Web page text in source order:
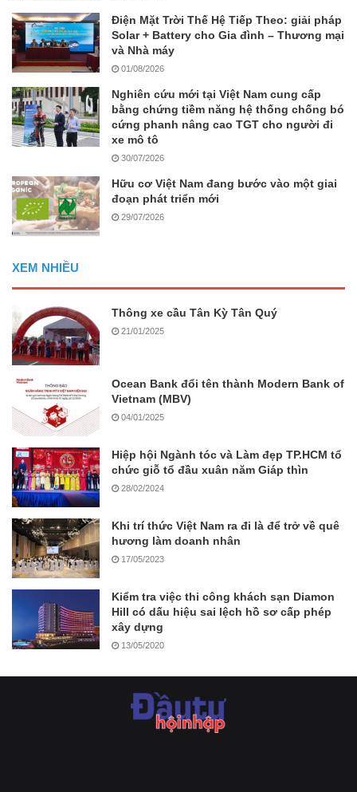
Điện Mặt Trời Thế Hệ Tiếp Theo: giải pháp
Solar + Battery cho Gia đình – Thương mại
và Nhà máy
01/08/2026
Nghiên cứu mới tại Việt Nam cung cấp
bằng chứng tiềm năng hệ thống chống bó
cứng phanh nâng cao TGT cho người đi
xe mô tô
30/07/2026
Hữu cơ Việt Nam đang bước vào một giai
đoạn phát triển mới
29/07/2026
XEM NHIỀU
Thông xe cầu Tân Kỳ Tân Quý
21/01/2025
Ocean Bank đổi tên thành Modern Bank of
Vietnam (MBV)
04/01/2025
Hiệp hội Ngành tóc và Làm đẹp TP.HCM tổ
chức giỗ tổ đầu xuân năm Giáp thìn
28/02/2024
Khi trí thức Việt Nam ra đi là để trở về quê
hương làm doanh nhân
17/05/2023
Kiểm tra việc thi công khách sạn Diamon
Hill có dấu hiệu sai lệch hồ sơ cấp phép
xây dựng
13/05/2020